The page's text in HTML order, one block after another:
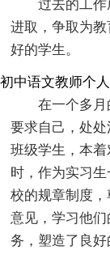
过去的工
进取，争取为
好的学生。
初中语文教师个
在一个多
要求自己，处
班级学生，本
时，作为实习
校的规章制度
意见，学习他
务，塑造了良